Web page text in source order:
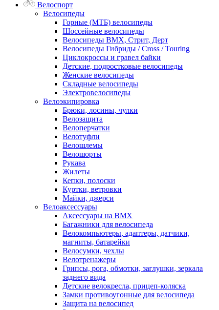
Велоспорт
Велосипеды
Горные (МТБ) велосипеды
Шоссейные велосипеды
Велосипеды BMX, Стрит, Дерт
Велосипеды Гибриды / Cross / Touring
Циклокроссы и гравел байки
Детские, подростковые велосипеды
Женские велосипеды
Складные велосипеды
Электровелосипеды
Велоэкипировка
Брюки, лосины, чулки
Велозащита
Велоперчатки
Велотуфли
Велошлемы
Велошорты
Рукава
Жилеты
Кепки, полоски
Куртки, ветровки
Майки, джерси
Велоаксессуары
Аксессуары на BMX
Багажники для велосипеда
Велокомпьютеры, адаптеры, датчики,
магниты, батарейки
Велосумки, чехлы
Велотренажеры
Грипсы, рога, обмотки, заглушки, зеркала
заднего вида
Детские велокресла, прицеп-коляска
Замки противоугонные для велосипеда
Защита на велосипед